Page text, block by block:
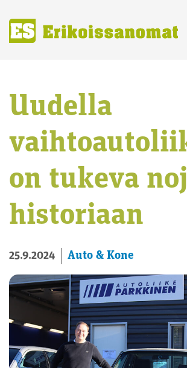
content
Uudella
on tukeva
historiaan
25.9.2024 Auto & Kone